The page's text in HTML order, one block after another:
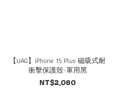
【UAG】iPhone 15 Plus 磁吸式耐
衝擊保護殼-軍用黑
NT$2,080